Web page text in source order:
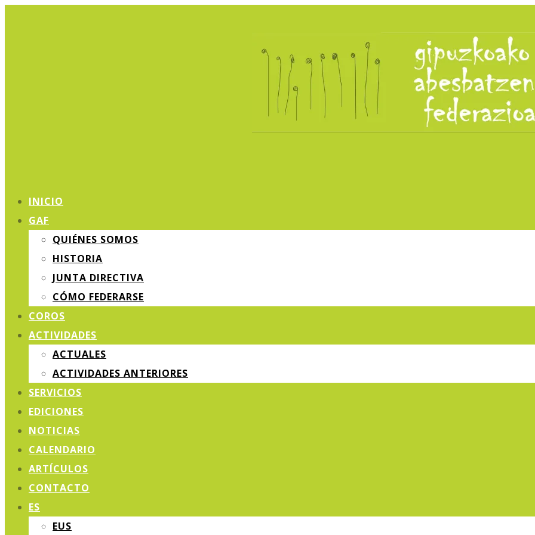
INICIO
GAF
QUIÉNES SOMOS
HISTORIA
JUNTA DIRECTIVA
CÓMO FEDERARSE
COROS
ACTIVIDADES
ACTUALES
ACTIVIDADES ANTERIORES
SERVICIOS
EDICIONES
NOTICIAS
CALENDARIO
ARTÍCULOS
CONTACTO
ES
EUS